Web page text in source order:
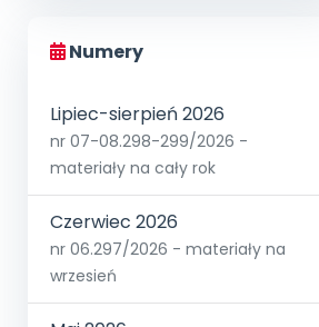
Numery
Lipiec-sierpień 2026
nr 07-08.298-299/2026 -
materiały na cały rok
Czerwiec 2026
nr 06.297/2026 - materiały na
wrzesień